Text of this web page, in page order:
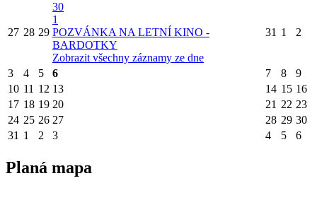
27 28 29
30
1
POZVÁNKA NA LETNÍ KINO -
BARDOTKY
Zobrazit všechny záznamy ze dne
31 1 2
3 4 5 6 7 8
9
10 11 12 13 14 15 16
17 18 19 20 21 22 23
24 25 26 27 28 29 30
31 1 2 3 4 5 6
Planá mapa